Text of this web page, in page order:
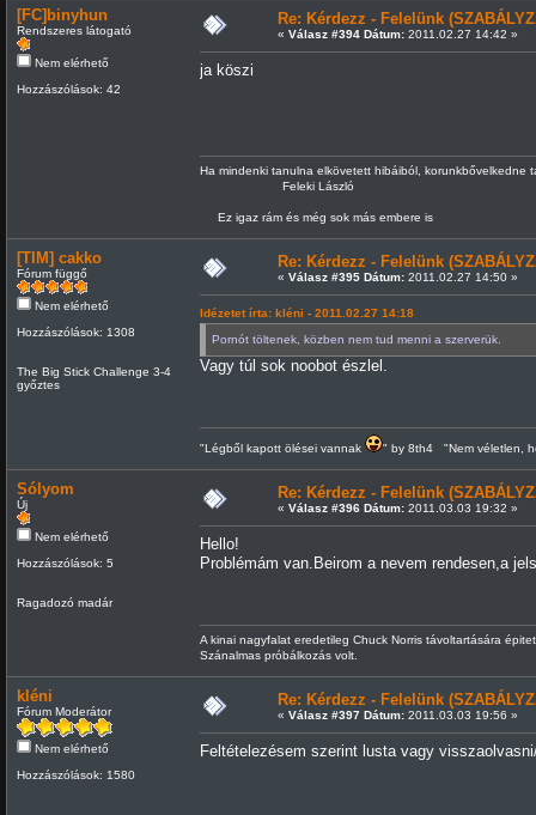
[FC]binyhun
Rendszeres látogató
Nem elérhető
Hozzászólások: 42
Re: Kérdezz - Felelünk
« Válasz #394 Dátum:2011.02.27 14:42 »
ja köszi
Ha mindenki tanulna elkövetett hibáiból, korunkbővelkedne
Feleki László
Ez igaz rám és még sok más embere is
[TIM] cakko
Fórum függő
Nem elérhető
Hozzászólások: 1308
The Big Stick Challenge 3-4
győztes
Re: Kérdezz - Felelünk
« Válasz #395 Dátum:2011.02.27 14:50 »
Idézetet írta: kléni - 2011.02.27 14:18
Pornót töltenek, közben nem tud menni a szerverük.
Vagy túl sok noobot észlel.
"Légből kapott ölései vannak " by 8th4 "Nem véletlen,
Sólyom
Új
Nem elérhető
Hozzászólások: 5
Ragadozó madár
Re: Kérdezz - Felelünk
« Válasz #396 Dátum:2011.03.03 19:32 »
Hello!
Problémám van.Beirom a nevem rendesen,a
A kinai nagyfalat eredetileg Chuck Norris távoltartására
Szánalmas próbálkozás volt.
kléni
Fórum Moderátor
Nem elérhető
Hozzászólások: 1580
Re: Kérdezz - Felelünk
« Válasz #397 Dátum:2011.03.03 19:56 »
Feltételezésem szerint lusta vagy